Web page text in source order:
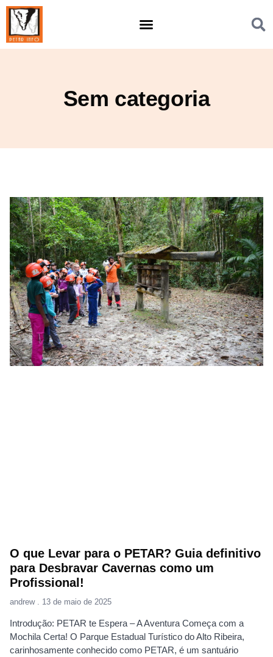
Sem categoria
O que Levar para o PETAR? Guia definitivo
para Desbravar Cavernas como um
Profissional!
andrew 13 de maio de 2025
Introdução: PETAR te Espera – A Aventura Começa com a
Mochila Certa! O Parque Estadual Turístico do Alto Ribeira,
carinhosamente conhecido como PETAR, é um santuário